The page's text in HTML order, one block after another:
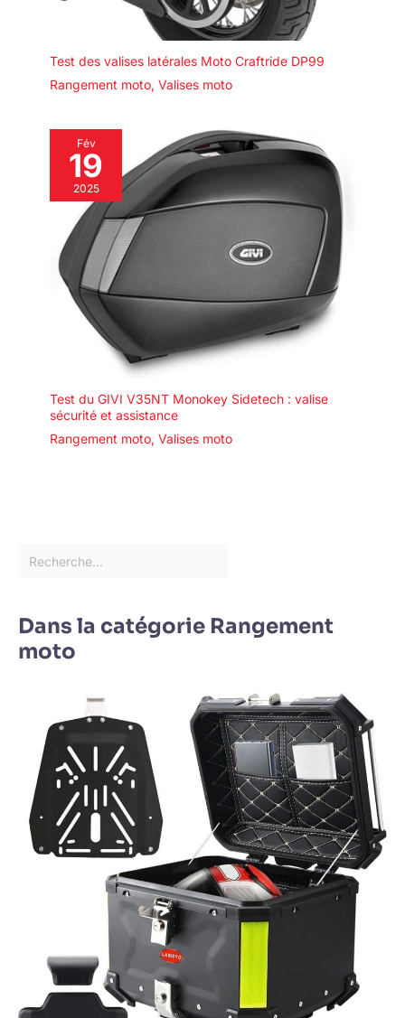
Test des valises latérales Moto Craftride DP99
Rangement moto, Valises moto
Fév
19
2025
Test du GIVI V35NT Monokey Sidetech : valise
sécurité et assistance
Rangement moto, Valises moto
Dans la catégorie Rangement
moto